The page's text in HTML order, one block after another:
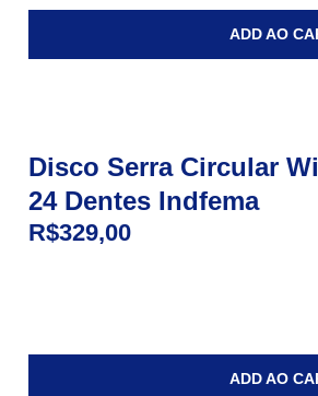
ADD AO
Disco Serra Circular
24 Dentes Indfema
R$329,00
ADD AO